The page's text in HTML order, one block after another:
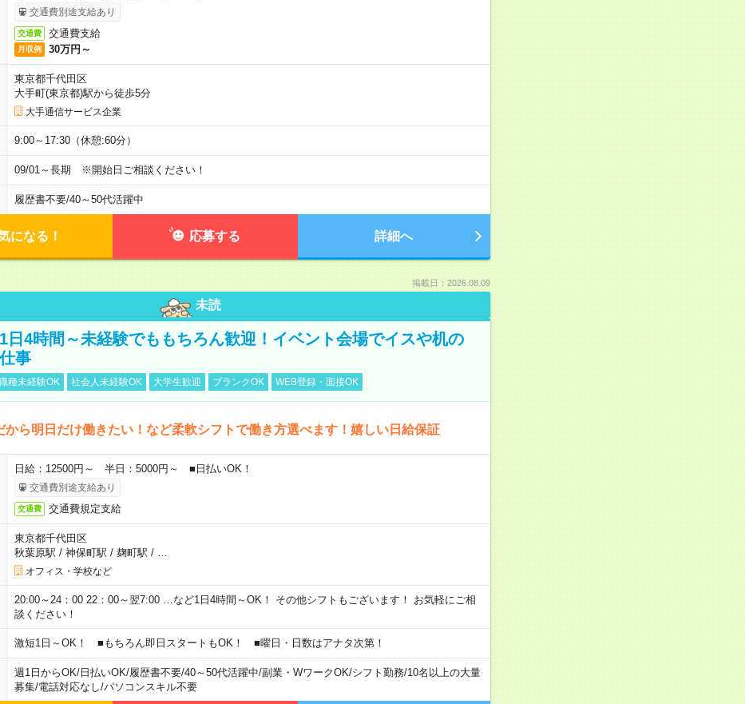
交通費別途支給あり
交通費 交通費支給
月収例 30万円～
東京都千代田区
大手町(東京都)駅から徒歩5分
大手通信サービス企業
9:00～17:30（休憩:60分）
09/01～長期 ※開始日ご相談ください！
履歴書不要/40～50代活躍中
になる！ 応募する 詳細へ
掲載日：2026.08.09
未読
日4時間～未経験でももちろん歓迎！イベント会場でイスや机の
事
種未経験OK 社会人未経験OK 大学生歓迎 ブランクOK WEB登録・面接OK
から明日だけ働きたい！など柔軟シフトで働き方選べます！嬉しい日給保証
日給：12500円～ 半日：5000円～ ■日払いOK！
交通費別途支給あり
交通費 交通費規定支給
東京都千代田区
秋葉原駅 / 神保町駅 / 麹町駅 /
オフィス・学校など
20:00～24：00 22：00～翌7:00 …など1日4時間～OK！ その他シフトもございます！ お気軽にご相
談ください！
激短1日～OK！ ■もちろん即日スタートもOK！ ■曜日・日数はアナタ次第！
週1日からOK/日払いOK/履歴書不要/40～50代活躍中/副業・WワークOK/シフト勤務/10名以上の大量
募集/電話対応なし/パソコンスキル不要